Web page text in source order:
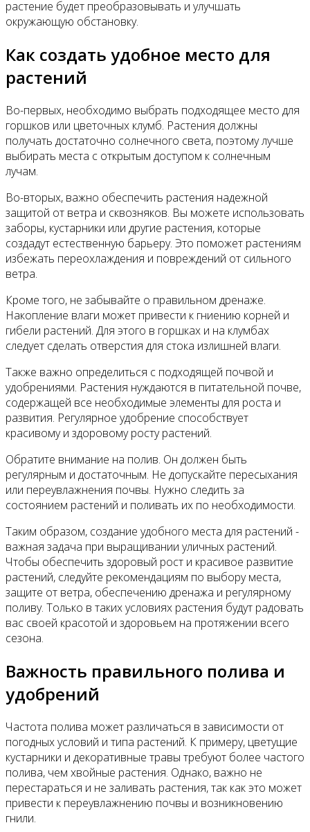
растение будет преобразовывать и улучшать
окружающую обстановку.
Как создать удобное место для
растений
Во-первых, необходимо выбрать подходящее место для
горшков или цветочных клумб. Растения должны
получать достаточно солнечного света, поэтому лучше
выбирать места с открытым доступом к солнечным
лучам.
Во-вторых, важно обеспечить растения надежной
защитой от ветра и сквозняков. Вы можете использовать
заборы, кустарники или другие растения, которые
создадут естественную барьеру. Это поможет растениям
избежать переохлаждения и повреждений от сильного
ветра.
Кроме того, не забывайте о правильном дренаже.
Накопление влаги может привести к гниению корней и
гибели растений. Для этого в горшках и на клумбах
следует сделать отверстия для стока излишней влаги.
Также важно определиться с подходящей почвой и
удобрениями. Растения нуждаются в питательной почве,
содержащей все необходимые элементы для роста и
развития. Регулярное удобрение способствует
красивому и здоровому росту растений.
Обратите внимание на полив. Он должен быть
регулярным и достаточным. Не допускайте пересыхания
или переувлажнения почвы. Нужно следить за
состоянием растений и поливать их по необходимости.
Таким образом, создание удобного места для растений -
важная задача при выращивании уличных растений.
Чтобы обеспечить здоровый рост и красивое развитие
растений, следуйте рекомендациям по выбору места,
защите от ветра, обеспечению дренажа и регулярному
поливу. Только в таких условиях растения будут радовать
вас своей красотой и здоровьем на протяжении всего
сезона.
Важность правильного полива и
удобрений
Частота полива может различаться в зависимости от
погодных условий и типа растений. К примеру, цветущие
кустарники и декоративные травы требуют более частого
полива, чем хвойные растения. Однако, важно не
перестараться и не заливать растения, так как это может
привести к переувлажнению почвы и возникновению
гнили.